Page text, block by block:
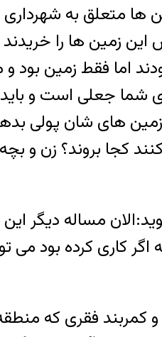
ها متعلق به
۴ سال پیش این زمین
اما فقط زمین
شما جعلی است و باید
های شان پولی
کجا بروند؟ زن و
مساله دیگر این
کاری کرده بود می
فقری که منطقه